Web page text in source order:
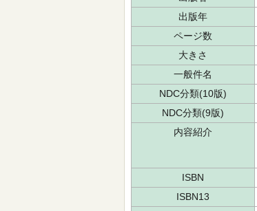
出版年
ページ数
大きさ
一般件名
NDC分類(10版)
NDC分類(9版)
内容紹介
ISBN
ISBN13